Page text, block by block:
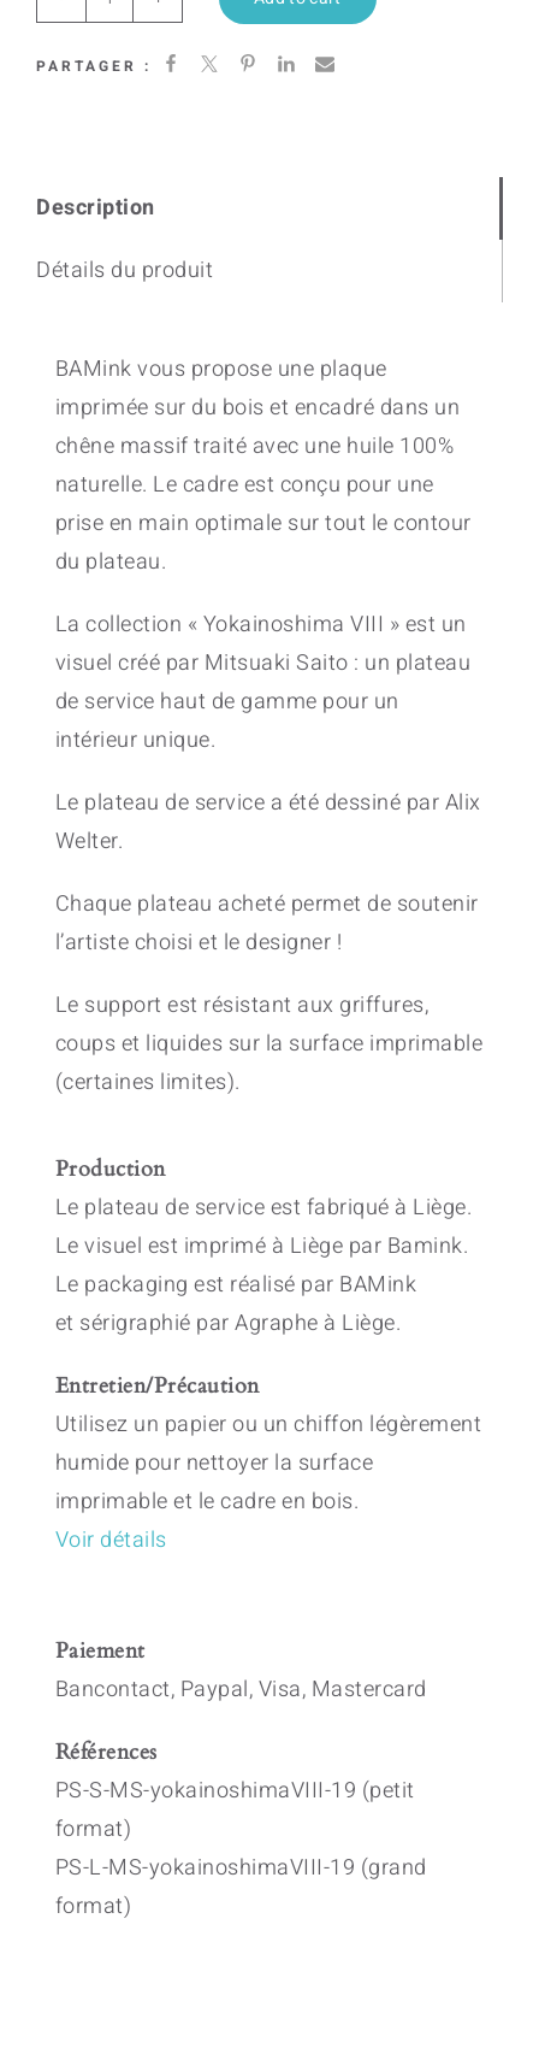
Yokainoshima
VIII
PARTAGER :
Description
Détails du produit
BAMink vous propose une plaque
imprimée sur du bois et encadré dans un
chêne massif traité avec une huile 100%
naturelle. Le cadre est conçu pour une
prise en main optimale sur tout le contour
du plateau.
La collection « Yokainoshima VIII » est un
visuel créé par Mitsuaki Saito : un plateau
de service haut de gamme pour un
intérieur unique.
Le plateau de service a été dessiné par Alix
Welter.
Chaque plateau acheté permet de soutenir
l’artiste choisi et le designer !
Le support est résistant aux griffures,
coups et liquides sur la surface imprimable
(certaines limites).
Production
Le plateau de service est fabriqué à Liège.
Le visuel est imprimé à Liège par Bamink.
Le packaging est réalisé par BAMink
et sérigraphié par Agraphe à Liège.
Entretien/Précaution
Utilisez un papier ou un chiffon légèrement
humide pour nettoyer la surface
imprimable et le cadre en bois.
Voir détails
Paiement
Bancontact, Paypal, Visa, Mastercard
Références
PS-S-MS-yokainoshimaVIII-19 (petit
format)
PS-L-MS-yokainoshimaVIII-19 (grand
format)